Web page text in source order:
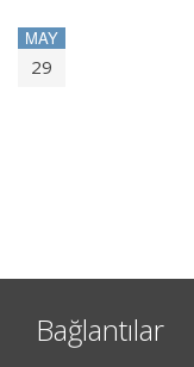
MAY
29
Bağlantılar